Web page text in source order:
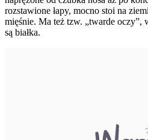
rozstawione łapy, mocno stoi na
mięśnie. Ma też tzw. „twarde
są białka.